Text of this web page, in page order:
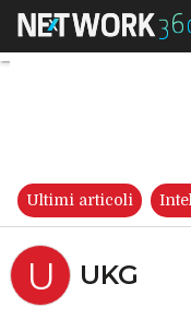
Ultimi articoli
U UKG